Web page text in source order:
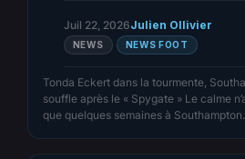
Juil 22, 2026Julien Ollivier
NEWS NEWS FOOT
Tonda Eckert dans la tourmente,
souffle après le « Spygate » Le calme
que quelques semaines à